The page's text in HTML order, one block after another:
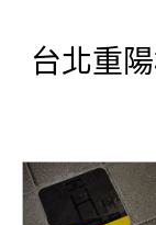
台北重